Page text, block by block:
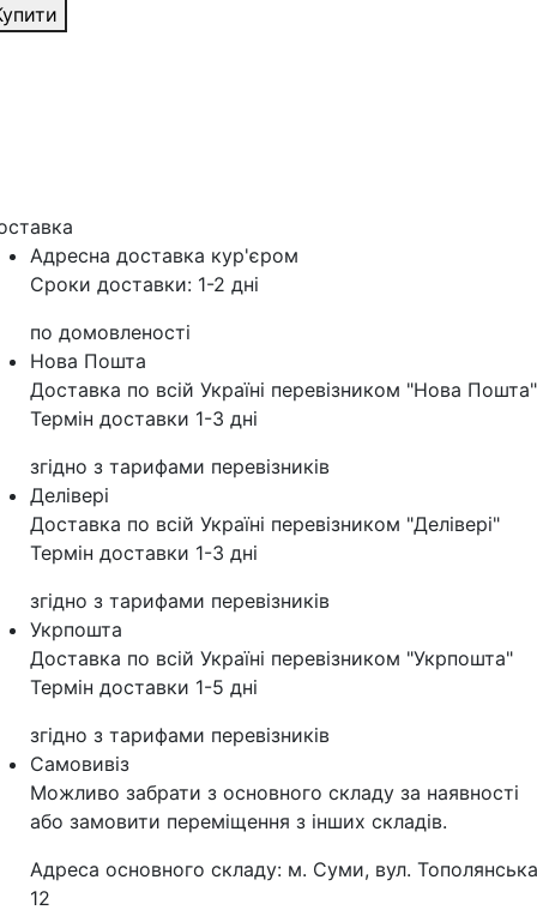
Адресна доставка кур'‎єром
Сроки доставки: 1-2 дні
по домовленості
Нова Пошта
Доставка по всій Україні перевізником "Нова Пошта"
Термін доставки 1-3 дні
згідно з тарифами перевізників
Делівері
Доставка по всій Україні перевізником "Делівері"
Термін доставки 1-3 дні
згідно з тарифами перевізників
Укрпошта
Доставка по всій Україні перевізником "Укрпошта"
Термін доставки 1-5 дні
згідно з тарифами перевізників
Самовивіз
Можливо забрати з основного складу за наявності
або замовити переміщення з інших складів.
Адреса основного складу: м. Суми, вул.
12